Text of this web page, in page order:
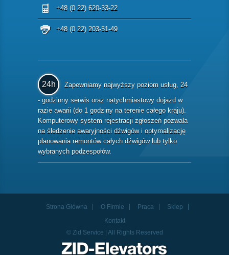
+48 (0 22) 620-33-22
+48 (0 22) 203-51-49
24h
Zapewniamy najwyższy poziom usług, 24
- godzinny serwis oraz natychmiastowy dojazd w
razie awarii (do 1 godziny na terenie całego kraju).
Komputerowy system rejestracji zgłoszeń pozwala
na śledzenie awaryjności dźwigów i optymalizację
planowania remontów całych dźwigów lub tylko
wybranych podzespołów.
Strona Główna O Firmie Praca
Sklep
Kontakt
© Zid Service | All Rights Reserved